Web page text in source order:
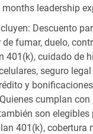
months leadership
Descuento
fumar, duelo,
401(k), cuidado de
seguro
y
cumplan
son
401(k), cobertura